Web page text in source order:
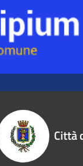
Città